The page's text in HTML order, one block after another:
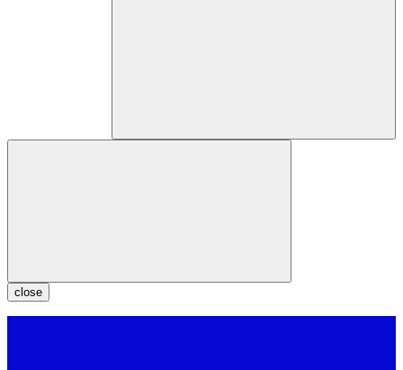
close